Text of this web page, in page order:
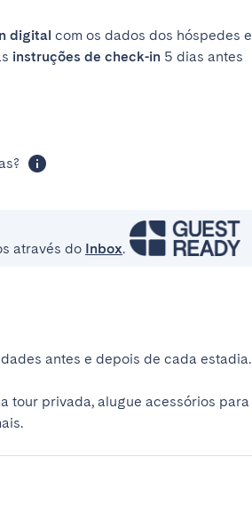
digital com os dados dos hóspedes e
instruções de check-in 5 dias antes
através do Inbox.
antes e depois de cada estadia.
tour privada, alugue acessórios para